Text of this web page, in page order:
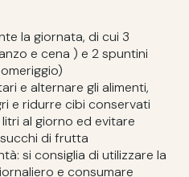
la giornata, di cui 3
e cena ) e 2 spuntini
e alternare gli alimenti,
e ridurre cibi conservati
al giorno ed evitare
di frutta
si consiglia di utilizzare la
e consumare